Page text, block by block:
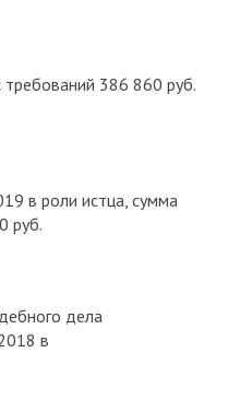
требований 386 860 руб.
в роли истца, сумма
руб.
дела
в